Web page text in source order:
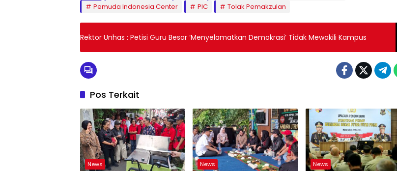
Pemuda Indonesia Center
PIC Tolak Pemakzulan
Rektor Unhas : Petisi Guru Besar ‘Menyelamatkan Demokrasi’ Tidak Mewakili Kampus
Pos Terkait
News News News